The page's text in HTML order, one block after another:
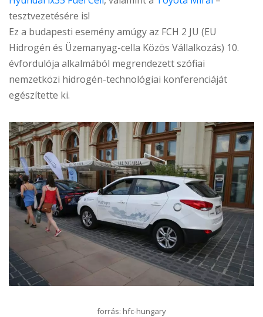
tesztvezetésére is!
Ez a budapesti esemény amúgy az FCH 2 JU (EU
Hidrogén és Üzemanyag-cella Közös Vállalkozás) 10.
évfordulója alkalmából megrendezett szófiai
nemzetközi hidrogén-technológiai konferenciáját
egészítette ki.
forrás: hfc-hungary